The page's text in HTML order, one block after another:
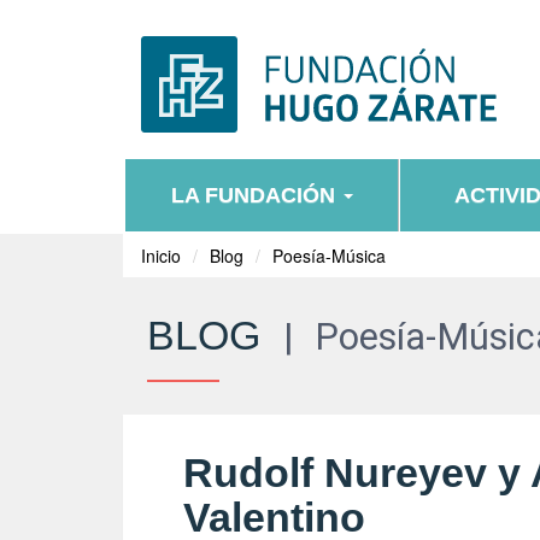
LA FUNDACIÓN
Inicio Blog Poesía-Música
BLOG | Poesía-
Rudolf Nureyev y
Valentino